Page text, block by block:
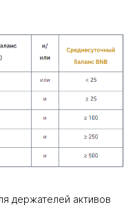
держателей активов